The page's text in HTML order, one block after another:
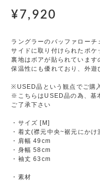
¥7,920
ラングラーのバッファローチ
サイドに取り付けられたポケ
裏地はボアが貼られています
保温性にも優れており、外遊
※USED品という観点でご購
※こちらはUSED品の為、基
ご了承下さい
・サイズ [M]
・着丈(襟元中央~裾元にか
・肩幅 49cm
・身幅 58cm
・袖丈 63cm
・素材